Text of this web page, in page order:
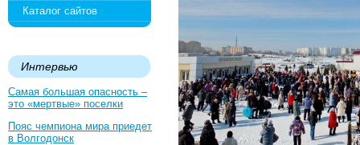
Каталог сайтов
Интервью
Самая большая опасность –
это «мертвые» поселки
Пояс чемпиона мира приедет
в Волгодонск